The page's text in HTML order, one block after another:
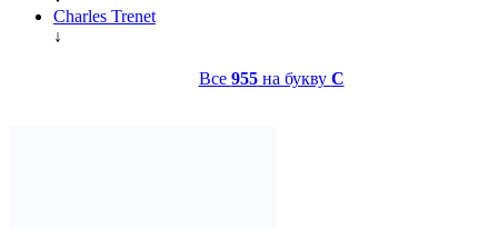
Charles Trenet
↓
Все 955на букву C